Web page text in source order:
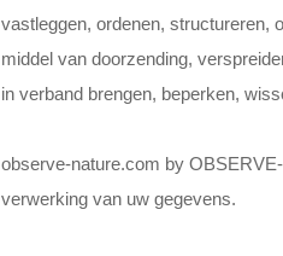
vastleggen, ordenen, structureren,
middel van doorzending,
in verband brengen, beperken,
observe-nature.com by
verwerking van uw gegevens.